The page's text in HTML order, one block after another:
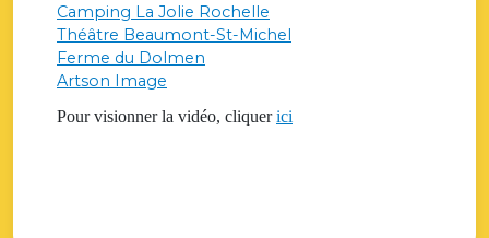
Camping La Jolie Rochelle
Théâtre Beaumont-St-Michel
Ferme du Dolmen
Artson Image
Pour visionner la vidéo, cliquerici